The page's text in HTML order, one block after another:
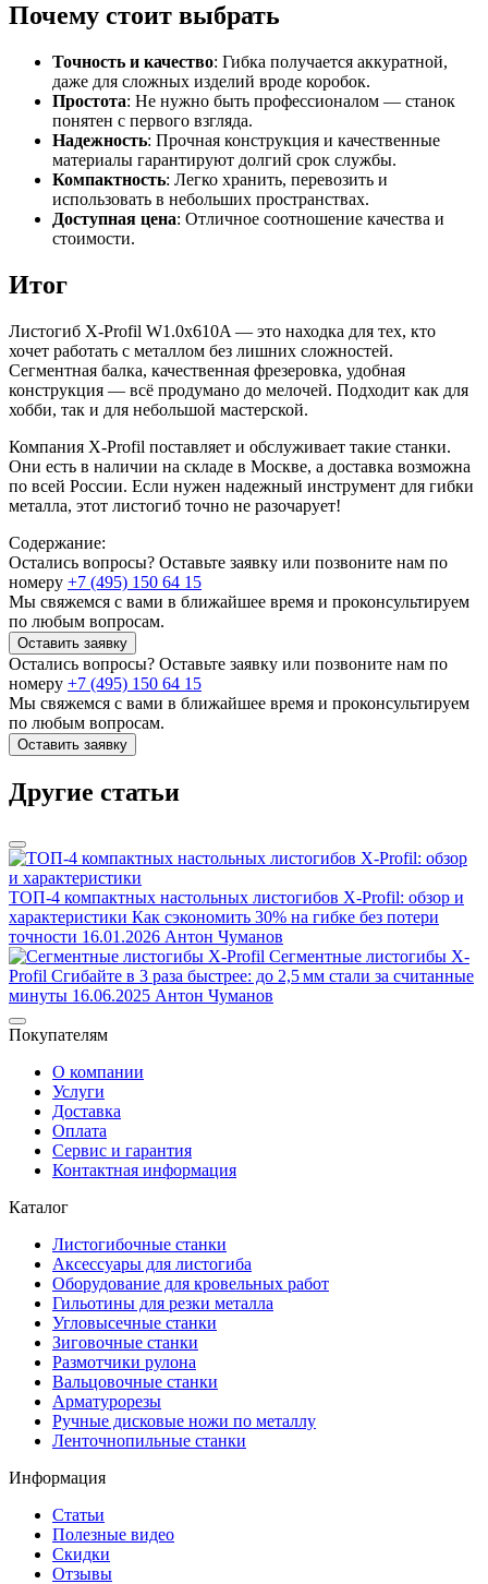
Почему стоит выбрать
Точность и качество: Гибка получается аккуратной,
даже для сложных изделий вроде коробок.
Простота: Не нужно быть профессионалом — станок
понятен с первого взгляда.
Надежность: Прочная конструкция и качественные
материалы гарантируют долгий срок службы.
Компактность: Легко хранить, перевозить и
использовать в небольших пространствах.
Доступная цена: Отличное соотношение качества и
стоимости.
Итог
Листогиб X-Profil W1.0x610A — это находка для тех, кто
хочет работать с металлом без лишних сложностей.
Сегментная балка, качественная фрезеровка, удобная
конструкция — всё продумано до мелочей. Подходит как для
хобби, так и для небольшой мастерской.
Компания X-Profil поставляет и обслуживает такие станки.
Они есть в наличии на складе в Москве, а доставка возможна
по всей России. Если нужен надежный инструмент для гибки
металла, этот листогиб точно не разочарует!
Содержание:
Остались вопросы? Оставьте заявку или позвоните нам по
номеру +7 (495) 150 64 15
Мы свяжемся с вами в ближайшее время и проконсультируем
по любым вопросам.
Оставить заявку
Остались вопросы? Оставьте заявку или позвоните нам по
номеру +7 (495) 150 64 15
Мы свяжемся с вами в ближайшее время и проконсультируем
по любым вопросам.
Оставить заявку
Другие статьи
ТОП-4 компактных настольных листогибов X-Profil: обзор и
характеристики Как сэкономить 30% на гибке без потери
точности 16.01.2026 Антон Чуманов
Сегментные листогибы X-
Profil Сгибайте в 3 раза быстрее: до 2,5 мм стали за считанные
минуты 16.06.2025 Антон Чуманов
Покупателям
О компании
Услуги
Доставка
Оплата
Сервис и гарантия
Контактная информация
Каталог
Листогибочные станки
Аксессуары для листогиба
Оборудование для кровельных работ
Гильотины для резки металла
Угловысечные станки
Зиговочные станки
Размотчики рулона
Вальцовочные станки
Арматурорезы
Ручные дисковые ножи по металлу
Ленточнопильные станки
Информация
Статьи
Полезные видео
Скидки
Отзывы